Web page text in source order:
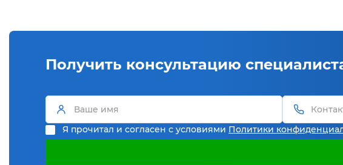
Получить консультацию
Я прочитал и согласен с условиями Политики